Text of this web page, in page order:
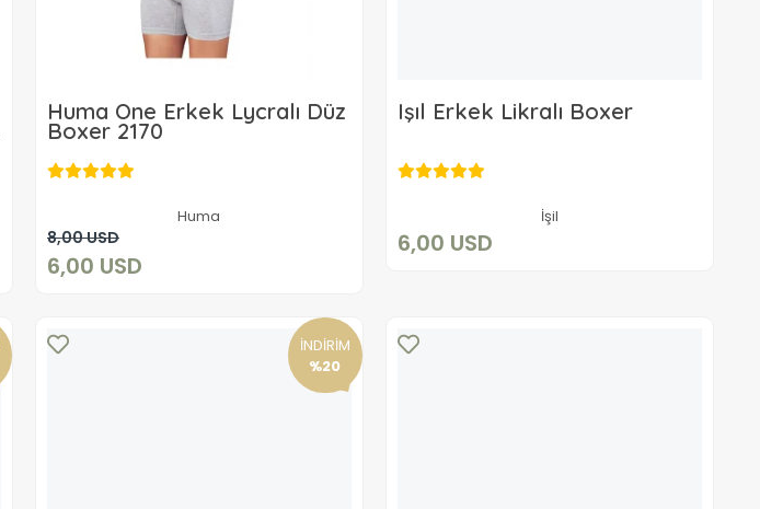
Huma One Erkek Lycralı Düz
Boxer 2170
Huma
8,00 USD
6,00 USD
Işıl Erkek Likralı Boxer
İşil
6,00 USD
Sepete Ekle
İNDİRİM
%20